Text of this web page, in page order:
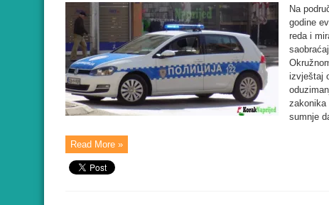
Na
godine
reda i
izvještaj
zakonika
sumnje
Read More »